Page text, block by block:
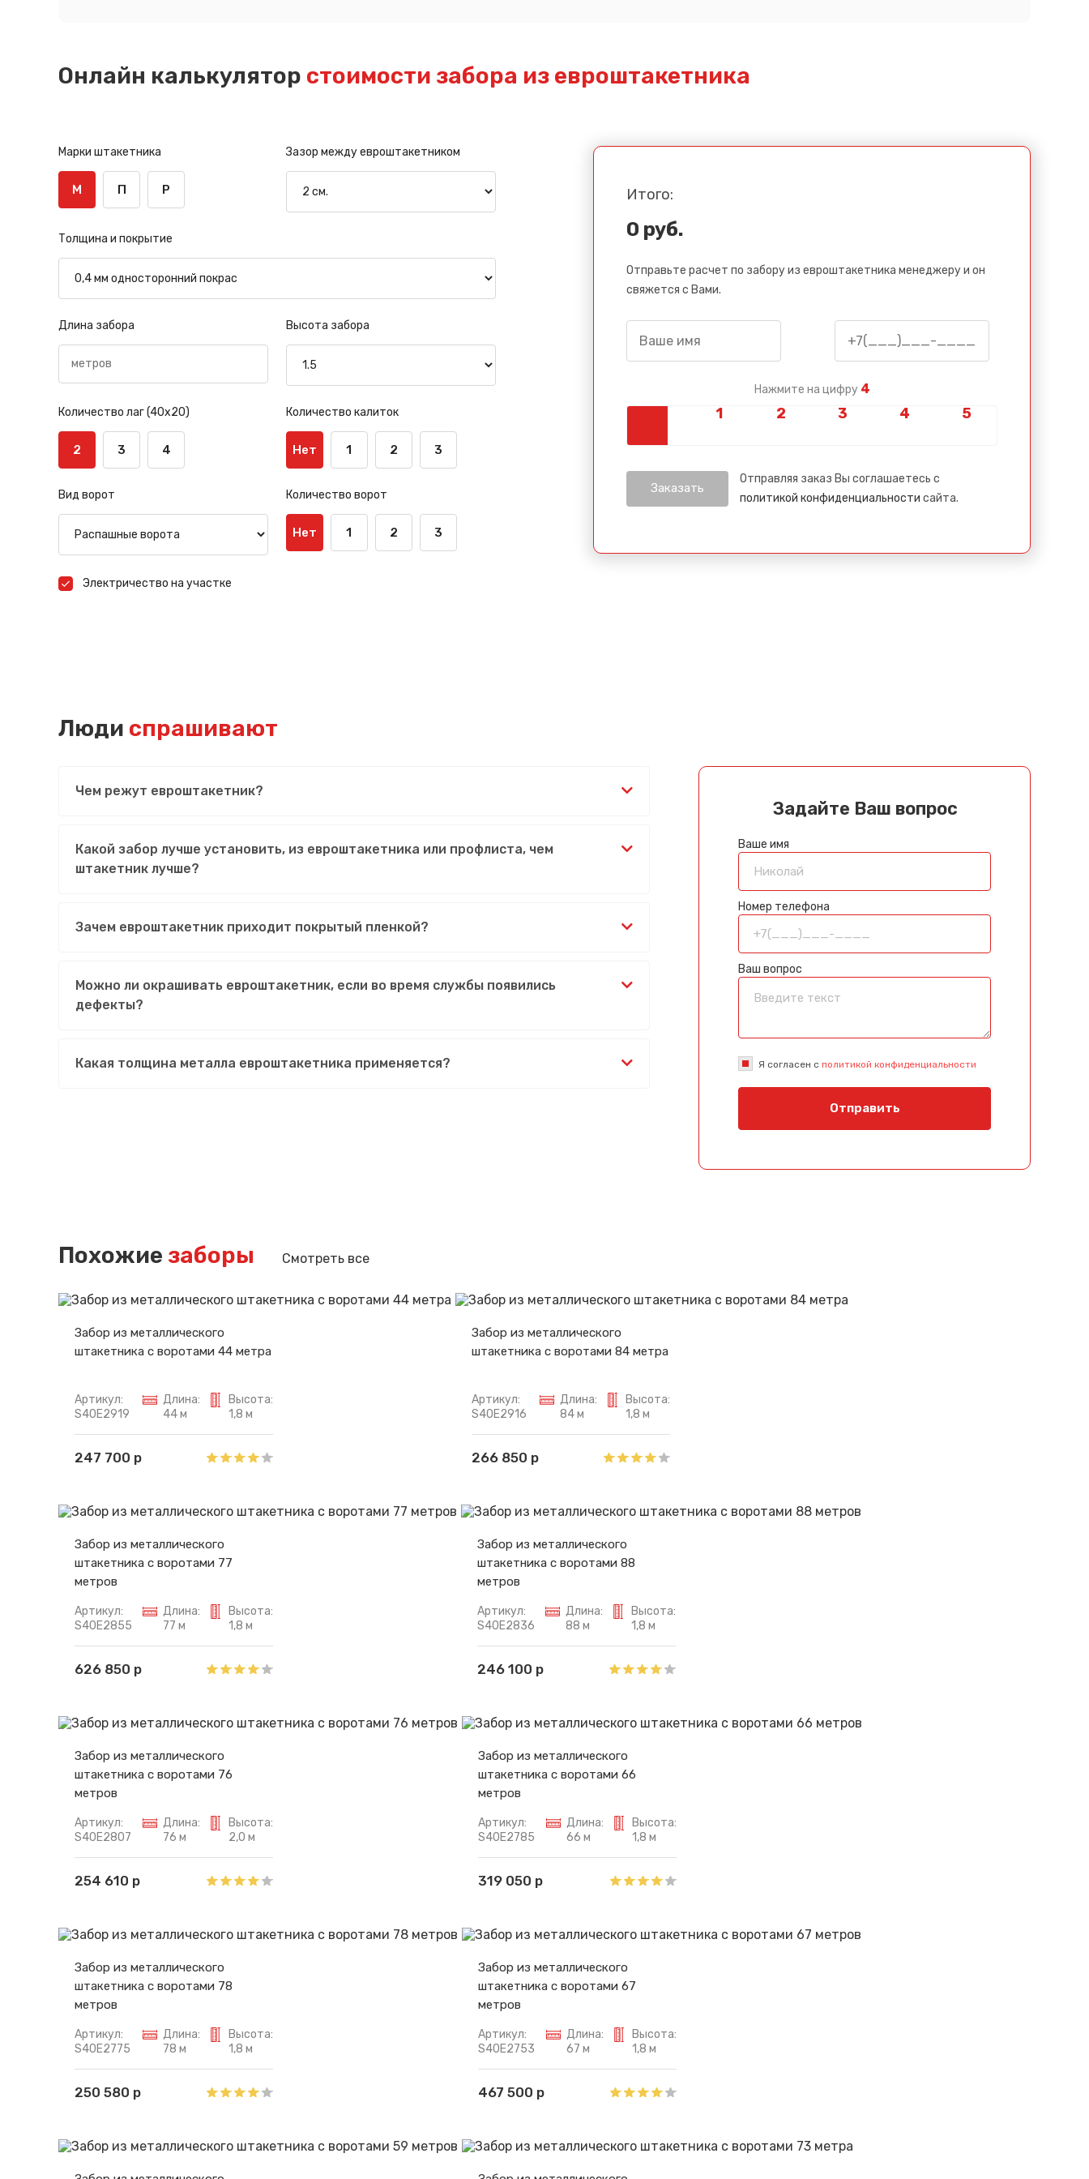
Онлайн калькулятор стоимости забора из евроштакетника
Марки штакетника
М П Р
Зазор между евроштакетником
Толщина и покрытие
Длина забора Высота забора
Количество лаг (40х20)
2 3 4
Количество калиток
Нет 1 2 3
Вид ворот Количество ворот
Нет 1 2 3
Электричество на участке
Итого:
0 руб.
Отправьте расчет по забору из евроштакетника менеджеру и он
свяжется с Вами.
Нажмите на цифру 4
Отправляя заказ Вы соглашаетесь с
политикой конфиденциальности сайта.
Люди спрашивают
Чем режут евроштакетник?
Какой забор лучше установить, из евроштакетника или профлиста, чем
штакетник лучше?
Зачем евроштакетник приходит покрытый пленкой?
Можно ли окрашивать евроштакетник, если во время службы появились
дефекты?
Какая толщина металла евроштакетника применяется?
Задайте Ваш вопрос
Ваше имя
Номер телефона
Ваш вопрос
Я согласен с политикой конфиденциальности
Отправить
Похожие заборы Смотреть все
Забор из металлического
штакетника с воротами 44 метра
Артикул:
S40E2919
Длина:
44 м
Высота:
1,8 м
247 700 р
Забор из металлического
штакетника с воротами 84 метра
Артикул:
S40E2916
Длина:
84 м
Высота:
1,8 м
266 850 р
Забор из металлического
штакетника с воротами 77
метров
Артикул:
S40E2855
Длина:
77 м
Высота:
1,8 м
626 850 р
Забор из металлического
штакетника с воротами 88
метров
Артикул:
S40E2836
Длина:
88 м
Высота:
1,8 м
246 100 р
Забор из металлического
штакетника с воротами 76
метров
Артикул:
S40E2807
Длина:
76 м
Высота:
2,0 м
254 610 р
Забор из металлического
штакетника с воротами 66
метров
Артикул:
S40E2785
Длина:
66 м
Высота:
1,8 м
319 050 р
Забор из металлического
штакетника с воротами 78
метров
Артикул:
S40E2775
Длина:
78 м
Высота:
1,8 м
250 580 р
Забор из металлического
штакетника с воротами 67
метров
Артикул:
S40E2753
Длина:
67 м
Высота:
1,8 м
467 500 р
Сообщение успешно отправлено